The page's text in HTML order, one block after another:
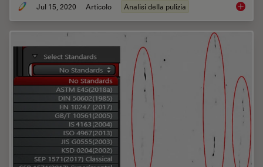
Jul 15, 2020 Articolo Analisi della pulizia Depth